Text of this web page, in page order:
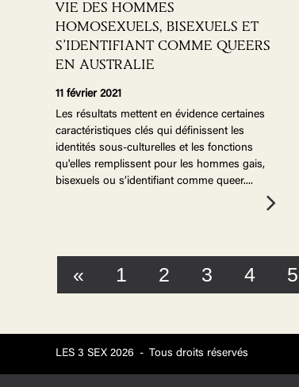
VIE DES HOMMES
HOMOSEXUELS, BISEXUELS ET
S’IDENTIFIANT COMME QUEERS
EN AUSTRALIE
11 février 2021
Les résultats mettent en évidence certaines
caractéristiques clés qui définissent les
identités sous-culturelles et les fonctions
qu'elles remplissent pour les hommes gais,
bisexuels ou s’identifiant comme queer....
« 1 2 3 4 5
LES 3 SEX 2026 - Tous droits réservés